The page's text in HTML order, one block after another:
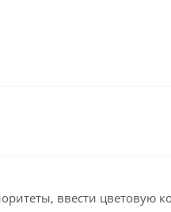
ввести цветовую